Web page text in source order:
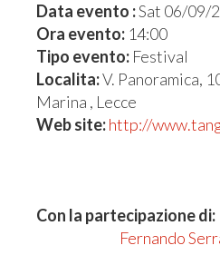
Data evento :Sat 06/09/
Ora evento: 14:00
Tipo evento: Festival
Localita:V. Panoramica,
Marina , Lecce
Web site:http://
Con la partecipazione di:
Fernando